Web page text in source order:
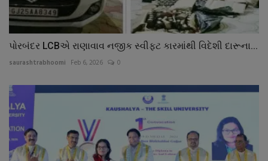
પોરબંદર LCBએ રાણાવાવ નજીક સ્વીફ્ટ કારમાંથી વિદેશી દારૂના...
saurashtrabhoomi Feb 6, 2026 0